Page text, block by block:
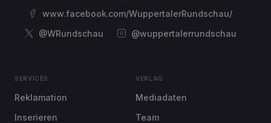
www.facebook.com/WuppertalerRundschau/
@WRundschau
@wuppertalerrundschau
SERVICES
Reklamation
Inserieren
VERLAG
Mediadaten
Team